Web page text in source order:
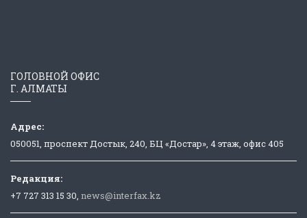
ГОЛОВНОЙ ОФИС
Г. АЛМАТЫ
Адрес:
050051, проспект Достык, 240, БЦ «Достар», 4 этаж, офис 405
Редакция:
+7 727 313 15 30, news@interfax.kz